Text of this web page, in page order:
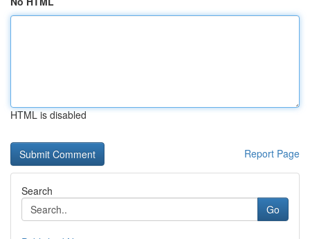
HTML is disabled
Report Page
Search
Go